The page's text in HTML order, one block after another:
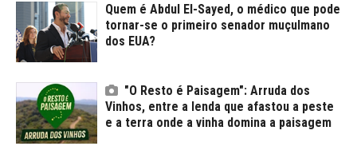
Quem é Abdul El-Sayed, o médico que pode
tornar-se o primeiro senador muçulmano
dos EUA?
"O Resto é Paisagem": Arruda dos
Vinhos, entre a lenda que afastou a peste
e a terra onde a vinha domina a paisagem